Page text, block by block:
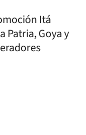
Itá
Patria, Goya y